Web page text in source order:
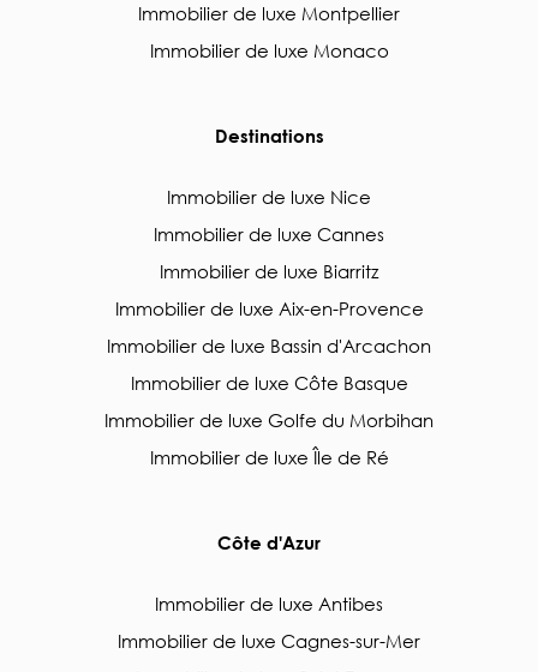
Immobilier de luxe Montpellier
Immobilier de luxe Monaco
Destinations
Immobilier de luxe Nice
Immobilier de luxe Cannes
Immobilier de luxe Biarritz
Immobilier de luxe Aix-en-Provence
Immobilier de luxe Bassin d'Arcachon
Immobilier de luxe Côte Basque
Immobilier de luxe Golfe du Morbihan
Immobilier de luxe Île de Ré
Côte d'Azur
Immobilier de luxe Antibes
Immobilier de luxe Cagnes-sur-Mer